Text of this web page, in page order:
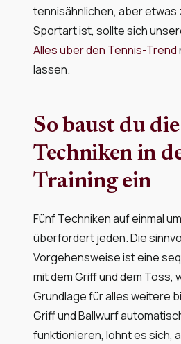
tennisähnlichen, aber etwas
Sportart ist, sollte sich
Alles über den Tennis-Trend
lassen.
So baust du die
Techniken in
Training ein
Fünf Techniken auf einmal
überfordert jeden. Die
Vorgehensweise ist eine
mit dem Griff und dem Toss,
Grundlage für alles weitere
Griff und Ballwurf
funktionieren, lohnt es sich,